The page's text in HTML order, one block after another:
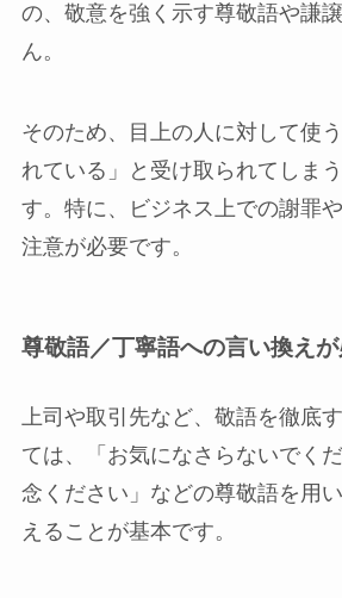
の、敬意を強く示す尊敬語や謙
ん。
そのため、目上の人に対して使
れている」と受け取られてしま
す。特に、ビジネス上での謝罪
注意が必要です。
尊敬語／丁寧語への言い換え
上司や取引先など、敬語を徹底
ては、「お気になさらないでく
念ください」などの尊敬語を用
えることが基本です。